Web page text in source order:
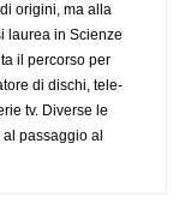
origini, ma alla
laurea in Scienze
il percorso per
di dischi, tele-
tv. Diverse le
passaggio al